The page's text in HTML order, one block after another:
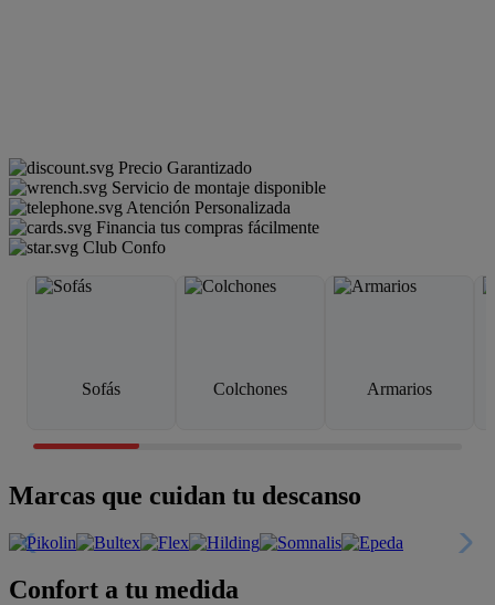
Precio Garantizado
Servicio de montaje disponible
Atención Personalizada
Financia tus compras fácilmente
Club Confo
Sofás Colchones Armarios
Marcas que cuidan tu descanso
Confort a tu medida